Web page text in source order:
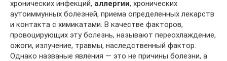
хронических инфекций, аллергии, хронических
аутоиммунных болезней, приема определенных лекарств
и контакта с химикатами. В качестве факторов,
провоцирующих эту болезнь, называют переохлаждение,
ожоги, излучение, травмы, наследственный фактор.
Однако названые явления — это не причины болезни, а